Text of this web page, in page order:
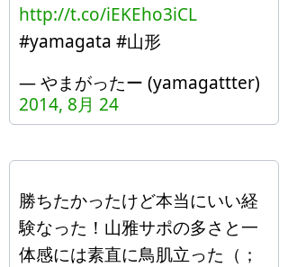
http://t.co/iEKEho3iCL
#yamagata #山形
— やまがったー (yamagattter)
2014, 8月 24
勝ちたかったけど本当にいい経
験なった！山雅サポの多さと一
体感には素直に鳥肌立った（；